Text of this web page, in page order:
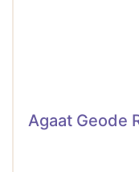
Agaat Geode